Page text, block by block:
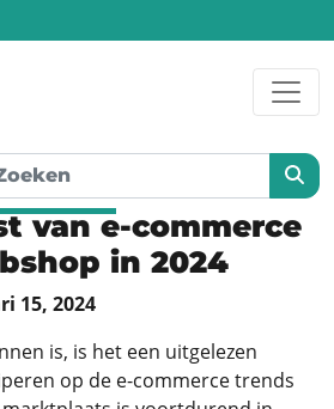
van e-commerce
in 2024
15, 2024
is, is het een uitgelezen
op de e-commerce trends